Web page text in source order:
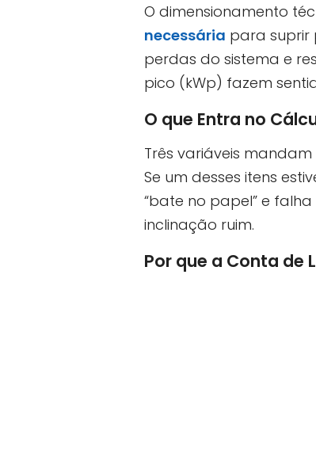
O dimensionamento
necessária para suprir
perdas do sistema e
pico (kWp) fazem
O que Entra no
Três variáveis
Se um desses itens
“bate no papel” e
inclinação ruim.
Por que a Conta de